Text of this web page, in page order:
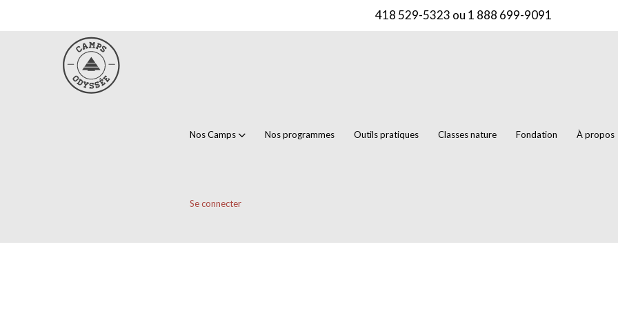
418 529-5323 ou 1 888 699-9091
Nos Camps Nos programmes Outils pratiques Classes nature Fondation À propos
Se connecter